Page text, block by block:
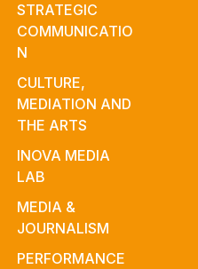
STRATEGIC
COMMUNICATIO
N
CULTURE,
MEDIATION AND
THE ARTS
INOVA MEDIA
LAB
MEDIA &
JOURNALISM
PERFORMANCE